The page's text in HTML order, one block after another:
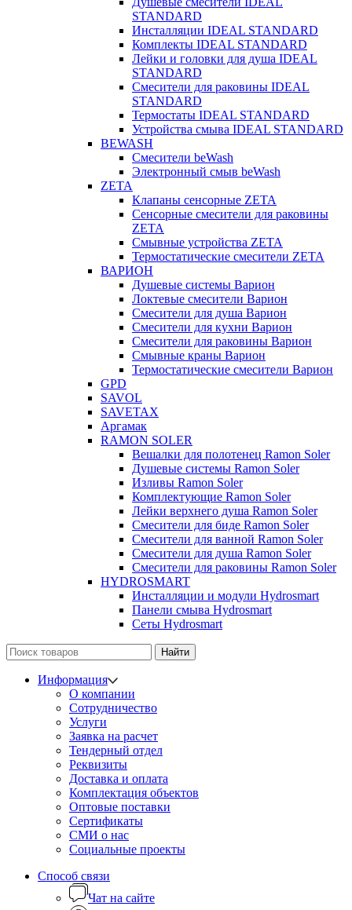
STANDARD
Инсталляции IDEAL STANDARD
Комплекты IDEAL STANDARD
Лейки и головки для душа IDEAL
STANDARD
Смесители для раковины IDEAL
STANDARD
Термостаты IDEAL STANDARD
Устройства смыва IDEAL STANDARD
BEWASH
Смесители beWash
Электронный смыв beWash
ZETA
Клапаны сенсорные ZETA
Сенсорные смесители для раковины
ZETA
Смывные устройства ZETA
Термостатические смесители ZETA
ВАРИОН
Душевые системы Варион
Локтевые смесители Варион
Смесители для душа Варион
Смесители для кухни Варион
Смесители для раковины Варион
Смывные краны Варион
Термостатические смесители Варион
GPD
SAVOL
SAVETAX
Аргамак
RAMON SOLER
Вешалки для полотенец Ramon Soler
Душевые системы Ramon Soler
Изливы Ramon Soler
Комплектующие Ramon Soler
Лейки верхнего душа Ramon Soler
Смесители для биде Ramon Soler
Смесители для ванной Ramon Soler
Смесители для душа Ramon Soler
Смесители для раковины Ramon Soler
HYDROSMART
Инсталляции и модули Hydrosmart
Панели смыва Hydrosmart
Сеты Hydrosmart
Найти
Информация
О компании
Сотрудничество
Услуги
Заявка на расчет
Тендерный отдел
Реквизиты
Доставка и оплата
Комплектация объектов
Оптовые поставки
Сертификаты
СМИ о нас
Социальные проекты
Способ связи
Чат на сайте